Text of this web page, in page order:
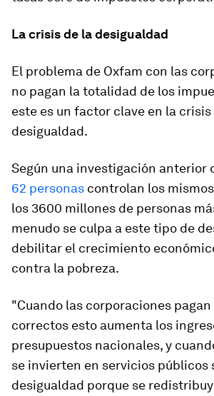
La crisis de la desigualdad
El problema de Oxfam con las
no pagan la totalidad de los
este es un factor clave en la crisis
desigualdad.
Según una investigación anterior
62 personas controlan los
los 3600 millones de personas
menudo se culpa a este tipo de
debilitar el crecimiento
contra la pobreza.
"Cuando las corporaciones
correctos esto aumenta los
presupuestos nacionales, y
se invierten en servicios públicos
desigualdad porque se